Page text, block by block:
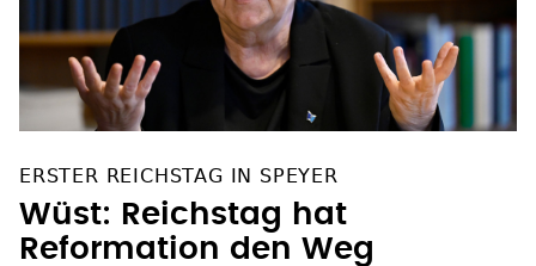
ERSTER REICHSTAG IN SPEYER
Wüst: Reichstag hat
Reformation den Weg